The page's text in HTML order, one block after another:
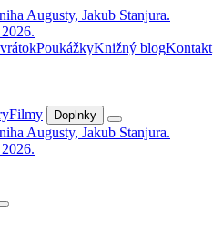
PoukážkyKnižný blogKontakt
Filmy Doplnky